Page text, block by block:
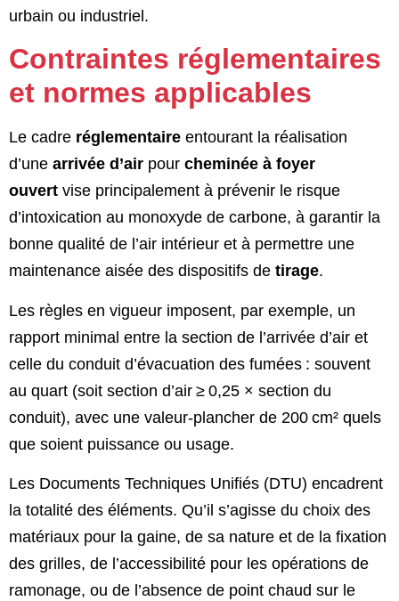
urbain ou industriel.
Contraintes réglementaires
et normes applicables
Le cadre réglementaire entourant la réalisation
d’une arrivée d’air pour cheminée à foyer
ouvert vise principalement à prévenir le risque
d’intoxication au monoxyde de carbone, à garantir la
bonne qualité de l’air intérieur et à permettre une
maintenance aisée des dispositifs de tirage.
Les règles en vigueur imposent, par exemple, un
rapport minimal entre la section de l’arrivée d’air et
celle du conduit d’évacuation des fumées : souvent
au quart (soit section d’air ≥ 0,25 × section du
conduit), avec une valeur-plancher de 200 cm² quels
que soient puissance ou usage.
Les Documents Techniques Unifiés (DTU) encadrent
la totalité des éléments. Qu’il s’agisse du choix des
matériaux pour la gaine, de sa nature et de la fixation
des grilles, de l’accessibilité pour les opérations de
ramonage, ou de l’absence de point chaud sur le